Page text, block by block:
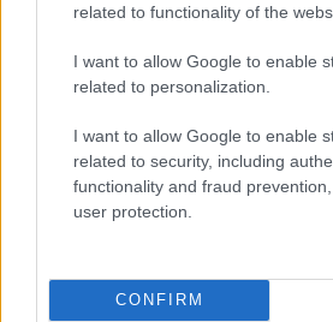
related to functionality of the
I want to allow Google to enable
related to personalization.
I want to allow Google to enable
related to security, including
functionality and fraud
user protection.
CONFIRM
Hírmozaik – február 26.
Új ingyenes séták a Műcsarnokban,
zsűrielnök lesz Cannes-ban,
Tankcsapda – hírösszefoglalónk.
KIÁLLÍTÁS
A veszprémi CODE Hexagon